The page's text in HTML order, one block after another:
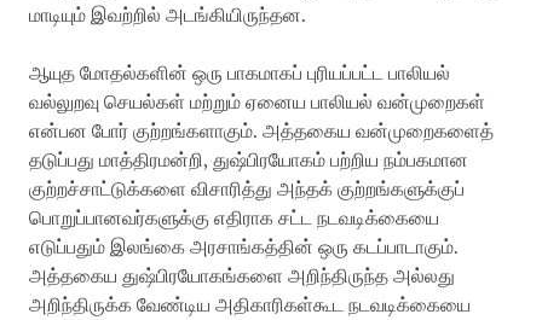
மாடியும் இவற்றில் அடங்கியிருந்தன.
ஆயுத மோதல்களின் ஒரு பாகமாகப் புரியப்பட்ட பாலியல்
வல்லுறவு செயல்கள் மற்றும் ஏனைய பாலியல் வன்முறைகள்
என்பன போர் குற்றங்களாகும். அத்தகைய வன்முறைகளைத்
தடுப்பது மாத்திரமன்றி, துஷ்பிரயோகம் பற்றிய நம்பகமான
குற்றச்சாட்டுக்களை விசாரித்து அந்தக் குற்றங்களுக்குப்
பொறுப்பானவர்களுக்கு எதிராக சட்ட நடவடிக்கையை
எடுப்பதும் இலங்கை அரசாங்கத்தின் ஒரு கடப்பாடாகும்.
அத்தகைய துஷ்பிரயோகங்களை அறிந்திருந்த அல்லது
அறிந்திருக்க வேண்டிய அதிகாரிகள்கூட நடவடிக்கையை